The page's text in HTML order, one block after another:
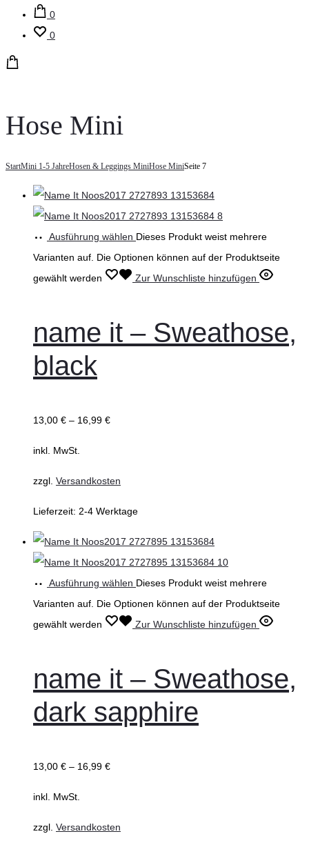
0
0
Hose Mini
StartMini 1-5 JahreHosen & Leggings MiniHose MiniSeite 7
Ausführung wählen Dieses Produkt weist mehrere
Varianten auf. Die Optionen können auf der Produktseite
gewählt werden
Zur Wunschliste hinzufügen
name it – Sweathose,
black
13,00 € – 16,99 €
inkl. MwSt.
zzgl. Versandkosten
Lieferzeit: 2-4 Werktage
Ausführung wählen Dieses Produkt weist mehrere
Varianten auf. Die Optionen können auf der Produktseite
gewählt werden
Zur Wunschliste hinzufügen
name it – Sweathose,
dark sapphire
13,00 € – 16,99 €
inkl. MwSt.
zzgl. Versandkosten